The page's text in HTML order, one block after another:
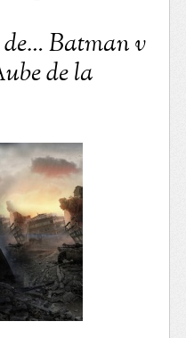
de… Batman v
de la